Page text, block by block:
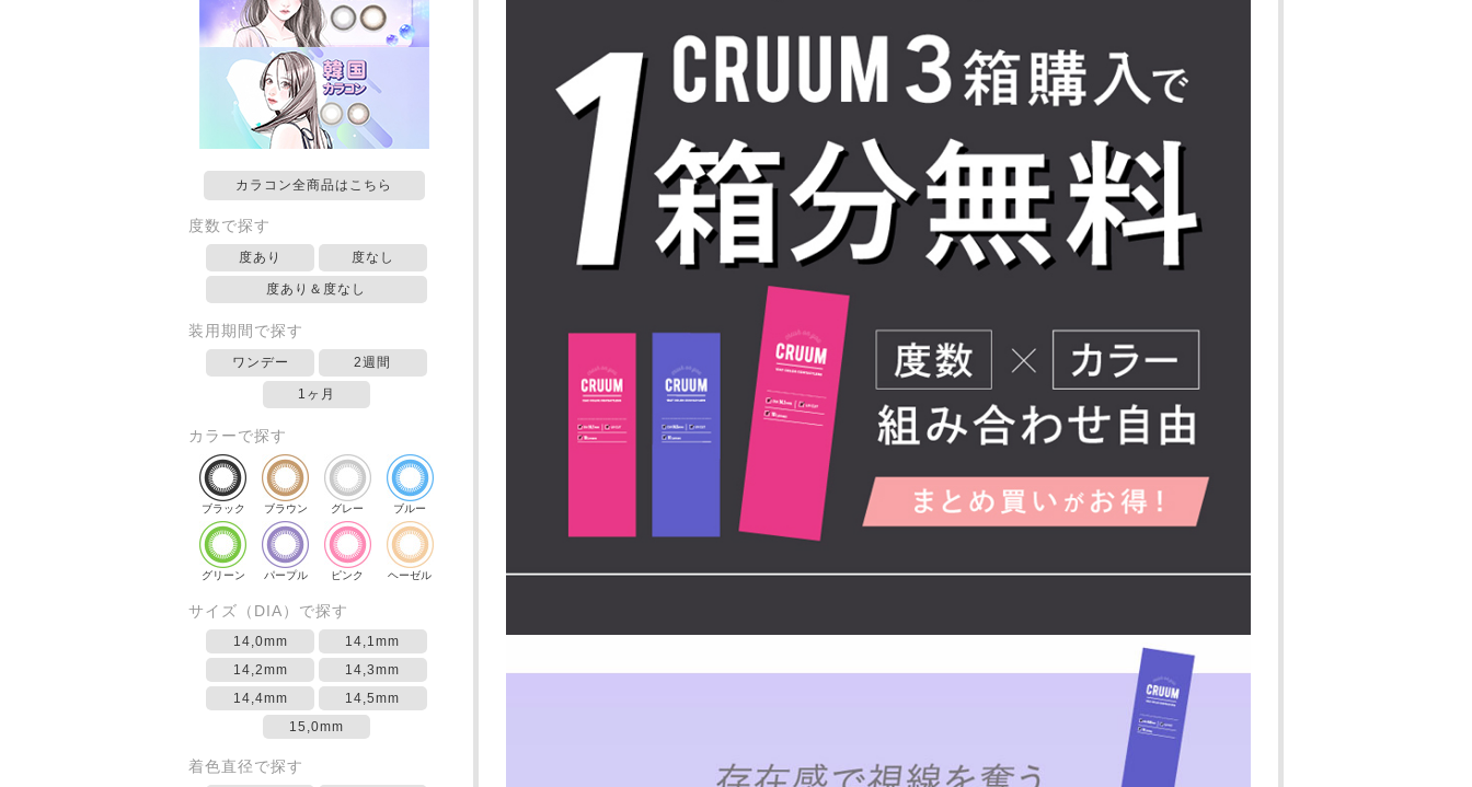
カラコン全商品はこちら
度数で探す
度あり 度なし
度あり＆度なし
装用期間で探す
ワンデー 2週間
1ヶ月
カラーで探す
ブラック ブラウン グレー ブルー
グリーン パープル ピンク ヘーゼル
サイズ（DIA）で探す
14,0mm
14,1mm
14,2mm
14,3mm
14,4mm
14,5mm
15,0mm
着色直径で探す